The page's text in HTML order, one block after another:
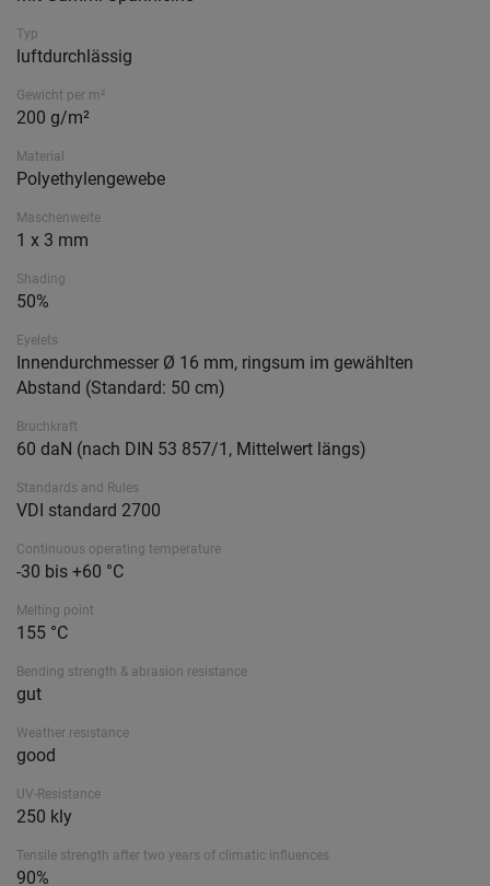
Typ
luftdurchlässig
Gewicht per m²
200 g/m²
Material
Polyethylengewebe
Maschenweite
1 x 3 mm
Shading
50%
Eyelets
Innendurchmesser Ø 16 mm, ringsum im gewählten
Abstand (Standard: 50 cm)
Bruchkraft
60 daN (nach DIN 53 857/1, Mittelwert längs)
Standards and Rules
VDI standard 2700
Continuous operating temperature
-30 bis +60 °C
Melting point
155 °C
Bending strength & abrasion resistance
gut
Weather resistance
good
UV-Resistance
250 kly
Tensile strength after two years of climatic influences
90%